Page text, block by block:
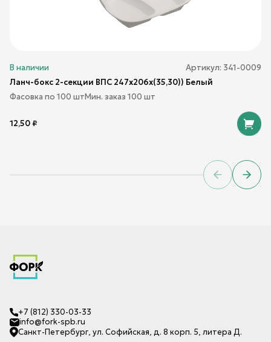
В наличии Артикул: 341-0009
Ланч-бокс 2-секции ВПС 247х206х(35,30)) Белый
Фасовка по 100 штМин. заказ 100 шт
12,50₽
Previous
Next
+7 (812) 330-03-33
info@fork-spb.ru
Санкт-Петербург, ул. Софийская, д. 8 корп. 5, литера Д.